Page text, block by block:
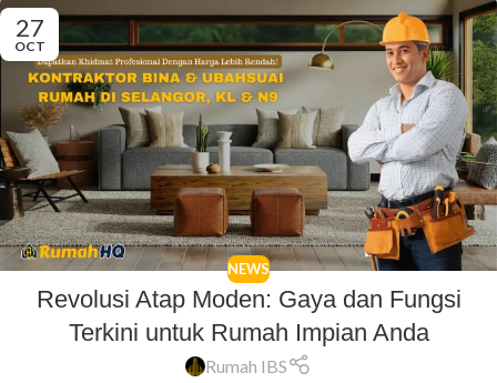
27
OCT
NEWS
Revolusi Atap Moden: Gaya dan Fungsi
Terkini untuk Rumah Impian Anda
Rumah IBS